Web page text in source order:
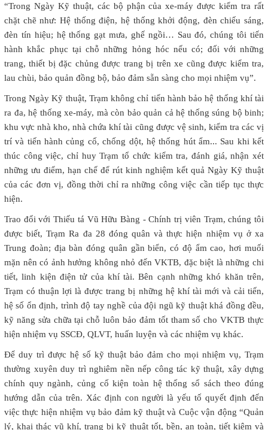
“Trong Ngày Kỹ thuật, các bộ phận của xe-máy được kiểm tra rất
chặt chẽ như: Hệ thống điện, hệ thống khởi động, đèn chiếu sáng,
đèn tín hiệu; hệ thống gạt mưa, ghế ngồi… Sau đó, chúng tôi tiến
hành khắc phục tại chỗ những hỏng hóc nếu có; đối với những
trang, thiết bị đặc chủng được trang bị trên xe cũng được kiểm tra,
lau chùi, bảo quản đồng bộ, bảo đảm sẵn sàng cho mọi nhiệm vụ”.
Trong Ngày Kỹ thuật, Trạm không chỉ tiến hành bảo hệ thống khí tài
ra đa, hệ thống xe-máy, mà còn bảo quản cả hệ thống súng bộ binh;
khu vực nhà kho, nhà chứa khí tài cũng được vệ sinh, kiểm tra các vị
trí và tiến hành củng cố, chống dột, hệ thống hút ẩm... Sau khi kết
thúc công việc, chỉ huy Trạm tổ chức kiểm tra, đánh giá, nhận xét
những ưu điểm, hạn chế để rút kinh nghiệm kết quả Ngày Kỹ thuật
của các đơn vị, đồng thời chỉ ra những công việc cần tiếp tục thực
hiện.
Trao đổi với Thiếu tá Vũ Hữu Bàng - Chính trị viên Trạm, chúng tôi
được biết, Trạm Ra đa 28 đóng quân và thực hiện nhiệm vụ ở xa
Trung đoàn; địa bàn đóng quân gần biển, có độ ẩm cao, hơi muối
mặn nên có ảnh hưởng không nhỏ đến VKTB, đặc biệt là những chi
tiết, linh kiện điện tử của khí tài. Bên cạnh những khó khăn trên,
Trạm có thuận lợi là được trang bị những hệ khí tài mới và cải tiến,
hệ số ổn định, trình độ tay nghề của đội ngũ kỹ thuật khá đồng đều,
kỹ năng sửa chữa tại chỗ luôn bảo đảm tốt tham số cho VKTB thực
hiện nhiệm vụ SSCĐ, QLVT, huấn luyện và các nhiệm vụ khác.
Để duy trì được hệ số kỹ thuật bảo đảm cho mọi nhiệm vụ, Trạm
thường xuyên duy trì nghiêm nền nếp công tác kỹ thuật, xây dựng
chính quy ngành, củng cố kiện toàn hệ thống sổ sách theo đúng
hướng dẫn của trên. Xác định con người là yếu tố quyết định đến
việc thực hiện nhiệm vụ bảo đảm kỹ thuật và Cuộc vận động “Quản
lý, khai thác vũ khí, trang bị kỹ thuật tốt, bền, an toàn, tiết kiệm và